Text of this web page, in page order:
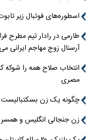
اسطوره‌های فوتبال زیر
طارمی در رادار تیم مطرح
آرسنال زوج مهاجم ایرانی
انتخاب صلاح همه را شوکه
مصری
چگونه یک زن
زن جنجالی انگلیس و همسر